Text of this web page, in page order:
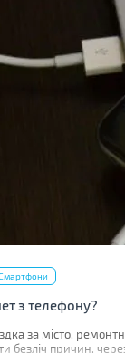
з телефону?
за місто,
причин, через